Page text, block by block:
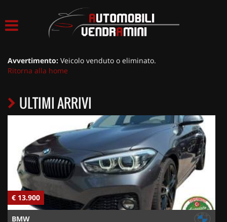
ACQUISTIAMO USATO
ASSISTENZA
Avvertimento: Veicolo venduto o eliminato.
Ritorna alla home
ULTIMI ARRIVI
€ 13.900
BMW